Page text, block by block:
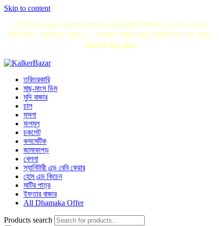
Skip to content
এই পরিসেবা এখন শুধু মাত্র সাভারের তেঁতুলঝোড়া ইউনিয়ন এর সকল এলাকা,
ব্যাংকটউন ও বলিয়াপুর পর্যন্ত। । সরাসরি অর্ডার করতে অসুবিধা হলে কল করুন
০১৮৫৪ ৯১১ ৬১১
তরিতরকারি
মাছ-মাংস ডিম
মুদি বাজার
চাল
মসলা
ফলমূল
চকলেট
কসমেটিক
জামাকাপড়
খেলনা
স্যানিটারী এন্ড বেবি কেয়ার
হোম এন্ড কিচেন
মাটির পাত্র
ইফতার বাজার
All Dhamaka Offer
Products search